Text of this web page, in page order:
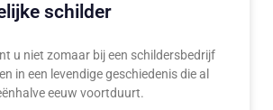
schilder
u niet zomaar bij een schildersbedrijf
in een levendige geschiedenis die al
eeuw voortduurt.